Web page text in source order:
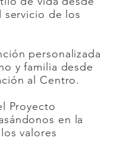
servicio de los
personalizada
y familia desde
al Centro.
Proyecto
en la
valores